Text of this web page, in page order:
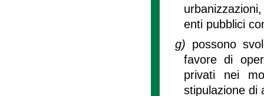
enti pubblici
g) possono
favore di
privati nei
stipulazione di